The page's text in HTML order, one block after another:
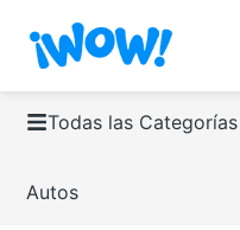
Todas las Categorías
Autos